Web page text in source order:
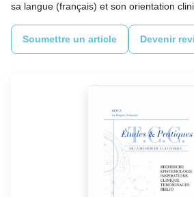
sa langue (français) et son orientation
Soumettre un article Devenir